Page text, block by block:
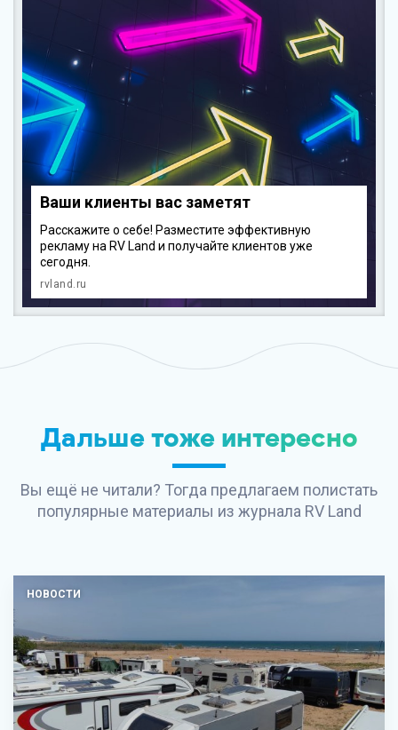
Ваши клиенты вас заметят
Расскажите о себе! Разместите эффективную
рекламу на RV Land и получайте клиентов уже
сегодня.
rvland.ru
Дальше тоже интересно
Вы ещё не читали? Тогда предлагаем полистать
популярные материалы из журнала RV Land
НОВОСТИ